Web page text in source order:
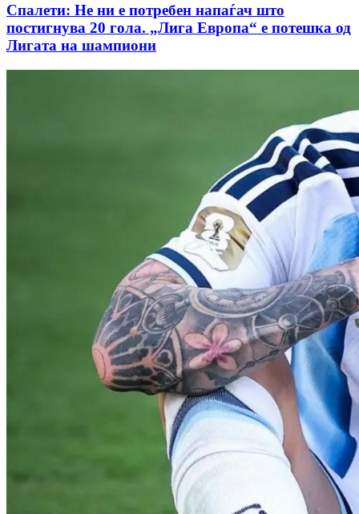
Спалети: Не ни е потребен напаѓач што
постигнува 20 гола. „Лига Европа“ е потешка од
Лигата на шампиони